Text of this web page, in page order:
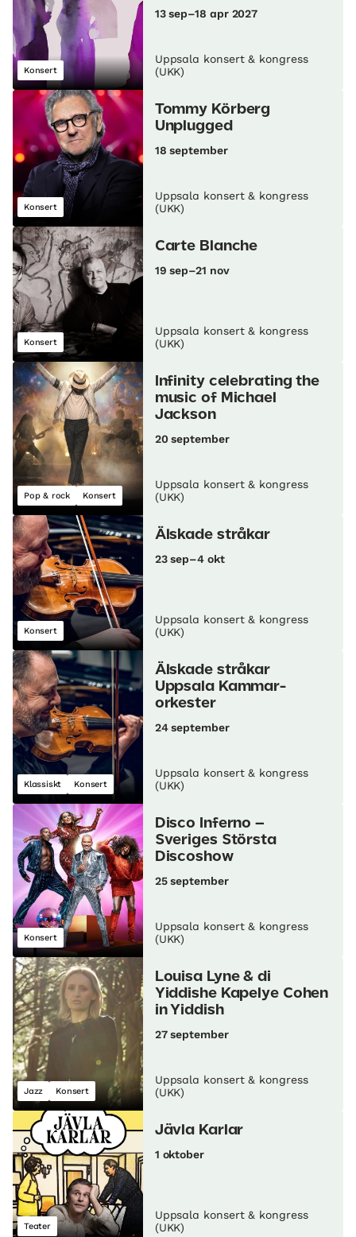
Konsert
13 sep–18 apr 2027
Uppsala konsert & kongress
(UKK)
Konsert
Tommy Körberg
Unplugged
18 september
Uppsala konsert & kongress
(UKK)
Konsert
Carte Blanche
19 sep–21 nov
Uppsala konsert & kongress
(UKK)
Pop & rock Konsert
Infinity celebrating the
music of Michael
Jackson
20 september
Uppsala konsert & kongress
(UKK)
Konsert
Älskade stråkar
23 sep–4 okt
Uppsala konsert & kongress
(UKK)
Klassiskt Konsert
Älskade stråkar
Uppsala Kammar­
orkester
24 september
Uppsala konsert & kongress
(UKK)
Konsert
Disco Inferno –
Sveriges Största
Discoshow
25 september
Uppsala konsert & kongress
(UKK)
Jazz Konsert
Louisa Lyne & di
Yiddishe Kapelye Cohen
in Yiddish
27 september
Uppsala konsert & kongress
(UKK)
Teater
Jävla Karlar
1 oktober
Uppsala konsert & kongress
(UKK)